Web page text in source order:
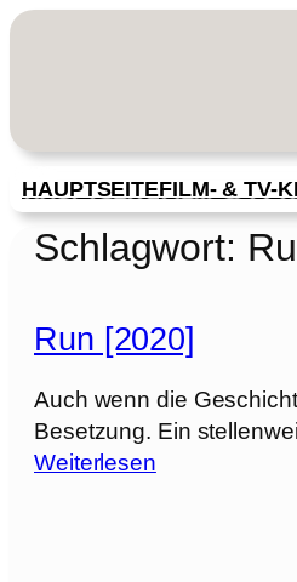
Zum
HAUPTSEITEFILM- & TV-
Schlagwort:
Run [2020]
Auch wenn die
Besetzung. Ein
Weiterlesen: